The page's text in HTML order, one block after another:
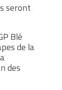
seront
Blé
de la
des